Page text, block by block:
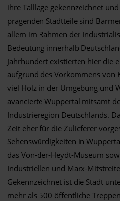
ihre Talllage gekennzeichnet
prägenden Stadtteile sind
allem im Rahmen der
Bedeutung innerhalb
Jahrhundert existierten hier die
aufgrund des Vorkommens von
viel Holz in der Umgebung und
avancierte Wuppertal mitsamt
Industrieregion Deutschlands.
Zeit eher für die Zulieferer
Sehenswürdigkeiten in
das Von-der-Heydt-Museum
Industriellen und Marx-
Gekennzeichnet ist die Stadt
mehr als 500 öffentliche